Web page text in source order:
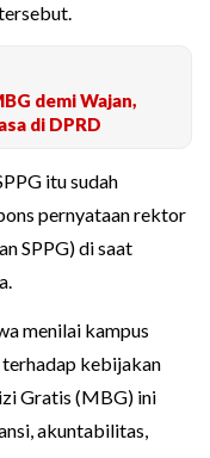
demi Wajan,
di DPRD
itu sudah
pernyataan rektor
SPPG) di saat
menilai kampus
kebijakan
Gratis (MBG) ini
akuntabilitas,